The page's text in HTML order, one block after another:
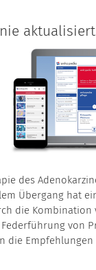
aktualisiert
des
Übergang hat
die Kombination
von
die